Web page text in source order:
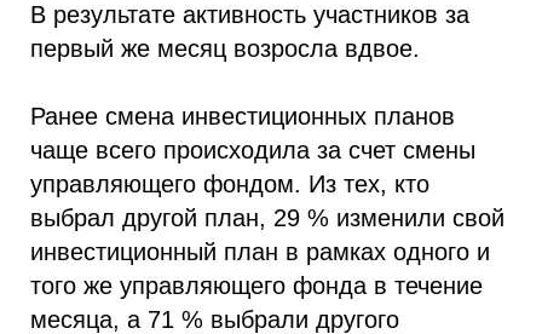
В результате активность участников за
первый же месяц возросла вдвое.
Ранее смена инвестиционных планов
чаще всего происходила за счет смены
управляющего фондом. Из тех, кто
выбрал другой план, 29 % изменили свой
инвестиционный план в рамках одного и
того же управляющего фонда в течение
месяца, а 71 % выбрали другого